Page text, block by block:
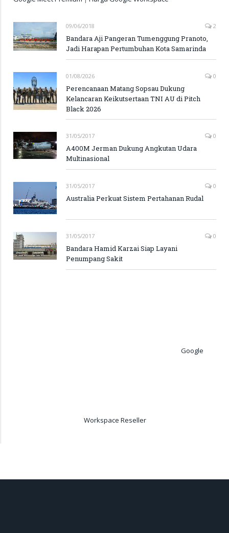
09/06/2018 2
Bandara Aji Pangeran Tumenggung Pranoto,
Jadi Harapan Pertumbuhan Kota Samarinda
01/08/2026 0
Perencanaan Matang Sopsau Dukung
Kelancaran Keikutsertaan TNI AU di Pitch
Black 2026
31/05/2017 0
A400M Jerman Dukung Angkutan Udara
Multinasional
31/05/2017 0
Australia Perkuat Sistem Pertahanan Rudal
31/05/2017 0
Bandara Hamid Karzai Siap Layani
Penumpang Sakit
Google
Workspace Reseller